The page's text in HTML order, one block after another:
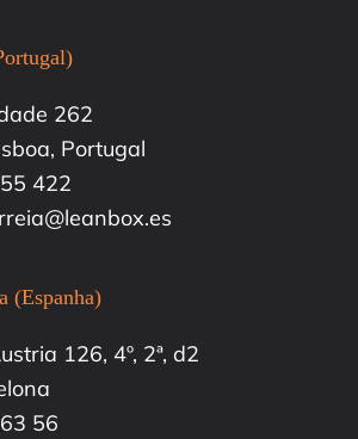
262
Portugal
422
(Espanha)
126, 4º, 2ª, d2
56